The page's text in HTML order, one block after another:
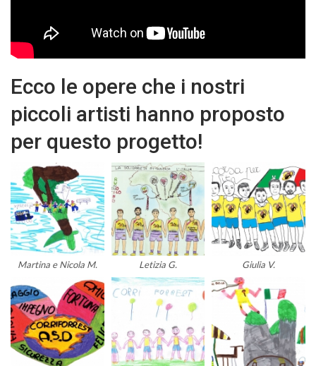
Ecco le opere che i nostri
piccoli artisti hanno proposto
per questo progetto!
Martina e Nicola M. Letizia G. Giulia V.